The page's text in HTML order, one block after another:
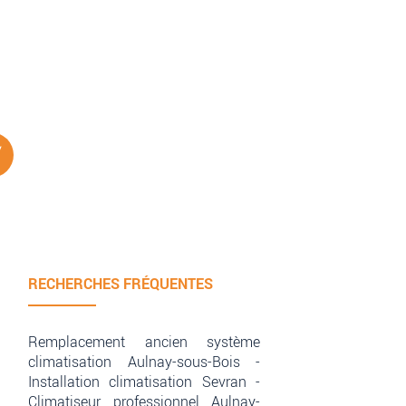
RECHERCHES FRÉQUENTES
Remplacement ancien système
climatisation Aulnay-sous-Bois
Installation climatisation Sevran
Climatiseur professionnel Aulnay-